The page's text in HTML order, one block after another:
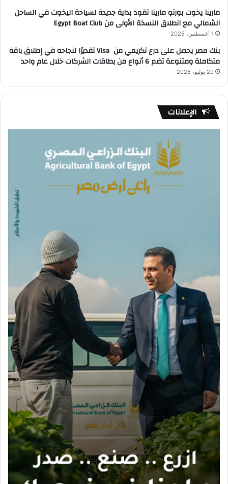
مارينا يخوت بورتو مارينا تقود بداية جديدة لسياحة اليخوت في الساحل
الشمالي مع انطلاق النسخة الأولى من Egypt Boat Club
1 أغسطس، 2026
بنك مصر يحصل على درع تكريمي من Visa تقديرًا لنجاحه في إطلاق باقة
متكاملة ومتنوعة تضم 6 أنواع من بطاقات الشركات خلال عام واحد
29 يوليو، 2026
الإعلانات